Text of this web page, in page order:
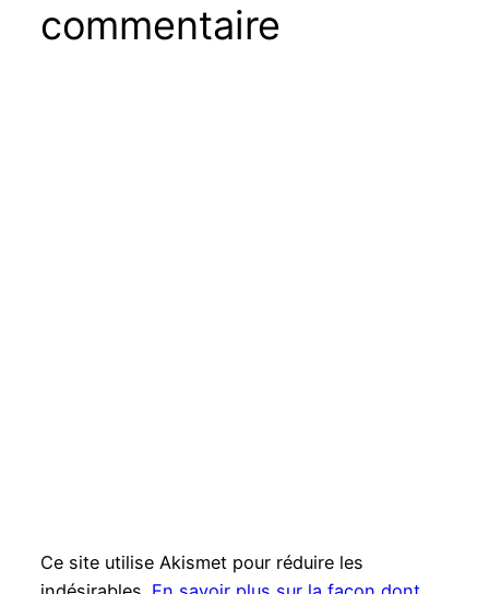
commentaire
Ce site utilise Akismet pour réduire les